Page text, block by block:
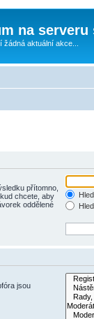
na serveru
aktuální akce...
přítomno,
chcete, aby
oddělené
jsou